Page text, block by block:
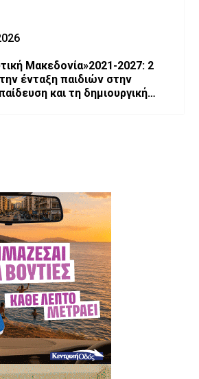
Μακεδονία»2021-2027: 2
ένταξη παιδιών στην
και τη δημιουργική